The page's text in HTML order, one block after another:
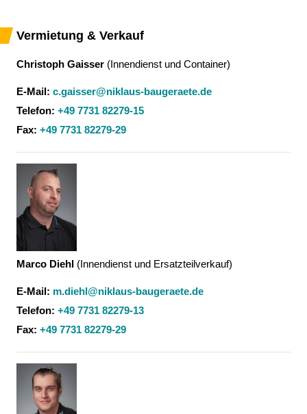
Vermietung & Verkauf
Christoph Gaisser (Innendienst und Container)
E-Mail: c.gaisser@niklaus-baugeraete.de
Telefon: +49 7731 82279-15
Fax: +49 7731 82279-29
Marco Diehl (Innendienst und Ersatzteilverkauf)
E-Mail: m.diehl@niklaus-baugeraete.de
Telefon: +49 7731 82279-13
Fax: +49 7731 82279-29